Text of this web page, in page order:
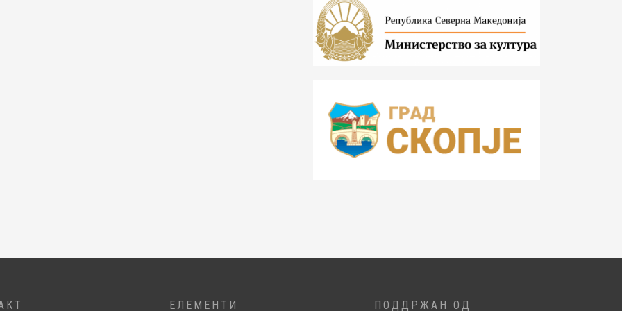
ЕЛЕМЕНТИ ПОДДРЖАН ОД